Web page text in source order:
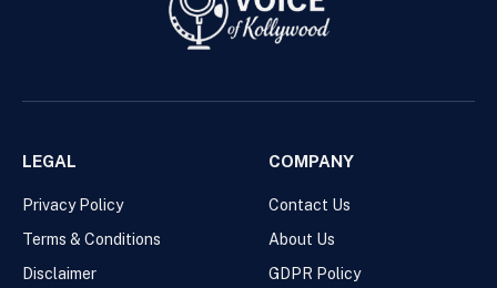
LEGAL
Privacy Policy
Terms & Conditions
Disclaimer
COMPANY
Contact Us
About Us
GDPR Policy